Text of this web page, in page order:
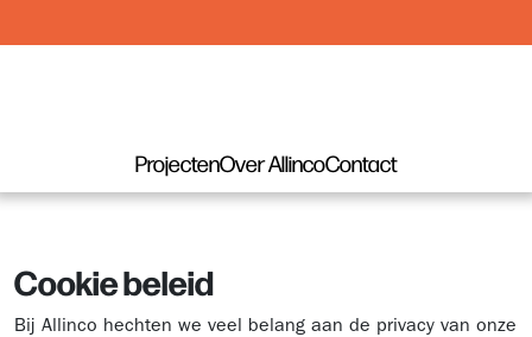
ProjectenOver AllincoContact
Cookie beleid
Bij Allinco hechten we veel belang aan de privacy van onze